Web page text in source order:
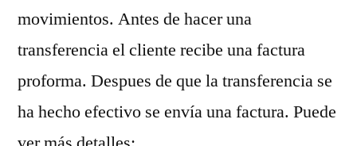
movimientos. Antes de hacer una
transferencia el cliente recibe una factura
proforma. Despues de que la transferencia se
ha hecho efectivo se envía una factura. Puede